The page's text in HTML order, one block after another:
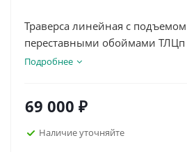
Траверса линейная с подъемом
переставными обоймами
использована для подъема и
ограниченной высоты подъема,
наличию в конструкции
Подробнее
69 000 ₽
Наличие уточняйте